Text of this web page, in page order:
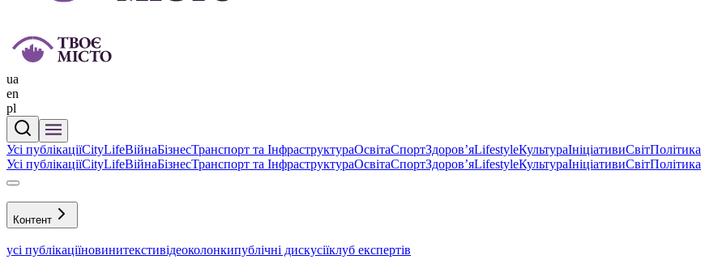
ua
en
pl
Усі публікаціїCityLifeВійнаБізнесТранспорт та ІнфраструктураОсвітаСпортЗдоровʼяLifestyleКультураІніціативиСвітПолітика
Усі публікаціїCityLifeВійнаБізнесТранспорт та ІнфраструктураОсвітаСпортЗдоровʼяLifestyleКультураІніціативиСвітПолітика
Контент
усі публікаціїновинитекстивідеоколонкипублічні дискусіїклуб експертів